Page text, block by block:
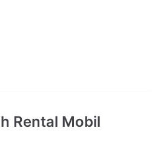
Rental Mobil